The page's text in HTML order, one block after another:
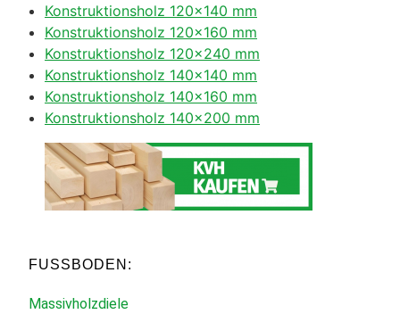
Konstruktionsholz 120×140 mm
Konstruktionsholz 120×160 mm
Konstruktionsholz 120×240 mm
Konstruktionsholz 140×140 mm
Konstruktionsholz 140×160 mm
Konstruktionsholz 140×200 mm
FUSSBODEN:
Massivholzdiele